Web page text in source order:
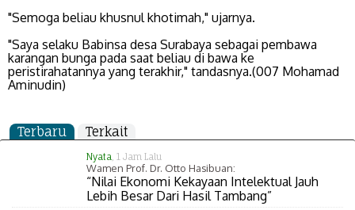
"Semoga beliau khusnul khotimah," ujarnya.
"Saya selaku Babinsa desa Surabaya sebagai pembawa
karangan bunga pada saat beliau di bawa ke
peristirahatannya yang terakhir," tandasnya.(007 Mohamad
Aminudin)
Terbaru Terkait
Nyata, 1 Jam Lalu
Wamen Prof. Dr. Otto Hasibuan:
“Nilai Ekonomi Kekayaan Intelektual Jauh
Lebih Besar Dari Hasil Tambang”